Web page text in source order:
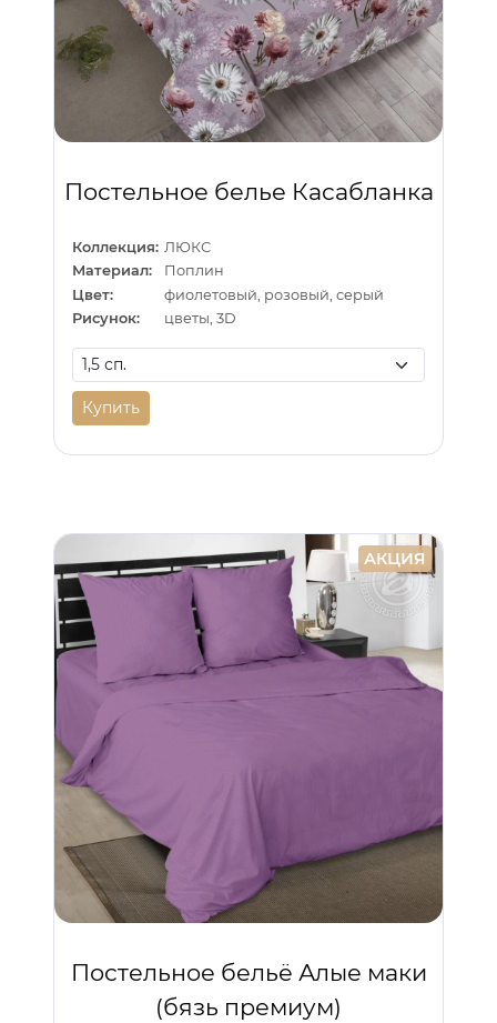
Постельное белье Касабланка
Коллекция: ЛЮКС
Материал:
Поплин
Цвет:
фиолетовый, розовый, серый
Рисунок:
цветы, 3D
Купить
АКЦИЯ
Постельное бельё Алые маки
(бязь премиум)